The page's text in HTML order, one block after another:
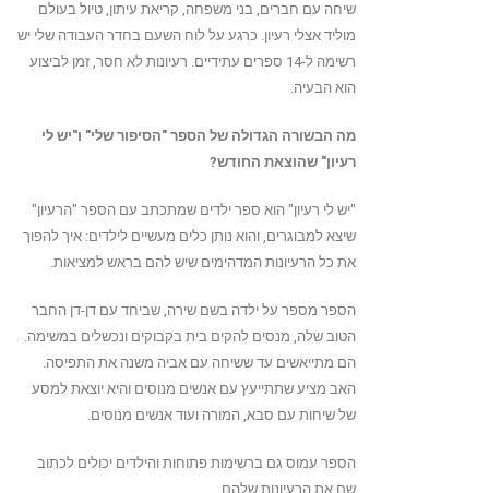
שיחה עם חברים, בני משפחה, קריאת עיתון, טיול בעולם
מוליד אצלי רעיון. כרגע על לוח השעם בחדר העבודה שלי יש
רשימה ל-14 ספרים עתידיים. רעיונות לא חסר, זמן לביצוע
הוא הבעיה.
מה הבשורה הגדולה של הספר "הסיפור שלי" ו"יש לי
רעיון" שהוצאת החודש?
"יש לי רעיון" הוא ספר ילדים שמתכתב עם הספר "הרעיון"
שיצא למבוגרים, והוא נותן כלים מעשיים לילדים: איך להפוך
את כל הרעיונות המדהימים שיש להם בראש למציאות.
הספר מספר על ילדה בשם שירה, שביחד עם דן-דן החבר
הטוב שלה, מנסים להקים בית בקבוקים ונכשלים במשימה.
הם מתייאשים עד ששיחה עם אביה משנה את התפיסה.
האב מציע שתתייעץ עם אנשים מנוסים והיא יוצאת למסע
של שיחות עם סבא, המורה ועוד אנשים מנוסים.
הספר עמוס גם ברשימות פתוחות והילדים יכולים לכתוב
שם את הרעיונות שלהם.